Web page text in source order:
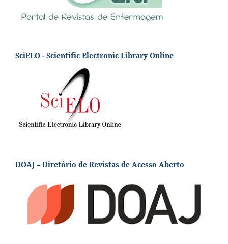
SciELO - Scientific Electronic Library Online
DOAJ – Diretório de Revistas de Acesso Aberto